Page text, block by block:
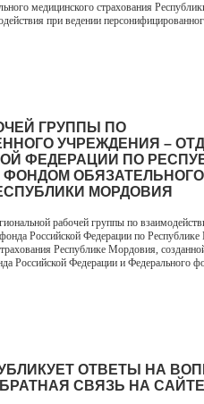
медицинского страхования
при ведении
ГРУППЫ ПО
УЧРЕЖДЕНИЯ –
ФЕДЕРАЦИИ ПО
ОБЯЗАТЕЛЬНОГО
МОРДОВИЯ
рабочей группы по
Российской Федерации по
Республике Мордовия,
Российской Федерации и Федерального
ОТВЕТЫ НА
СВЯЗЬ НА